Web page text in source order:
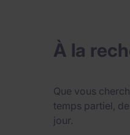
À la
Que vous
temps partiel,
jour.